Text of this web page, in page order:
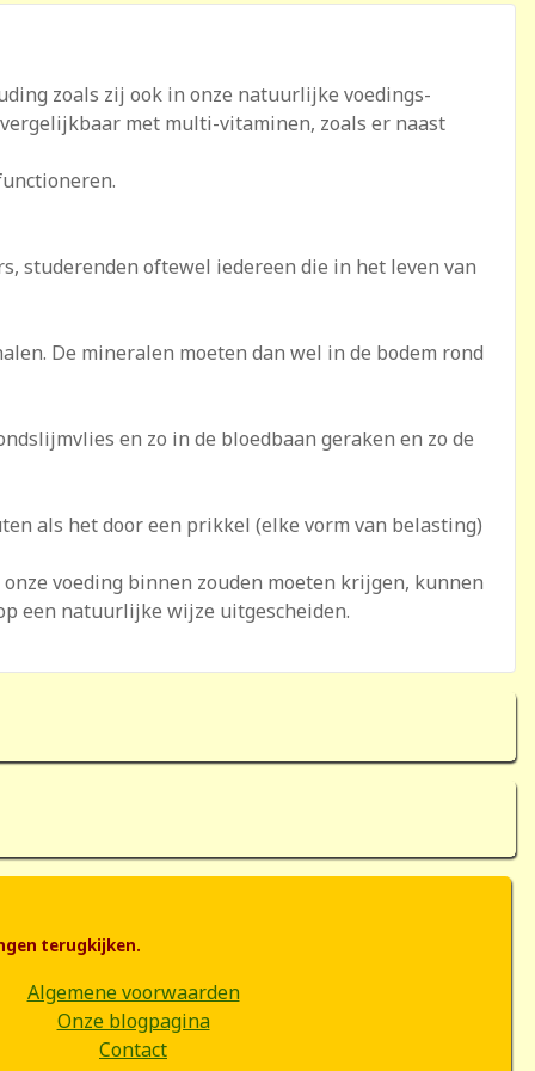
zoals zij ook in onze natuurlijke voedings­
met multi-vitaminen, zoals er naast
studerenden oftewel iedereen die in het leven van
De mineralen moeten dan wel in de bodem rond
en zo in de bloedbaan geraken en zo de
als het door een prikkel (elke vorm van belasting)
voeding binnen zouden moeten krijgen, kunnen
een natuurlijke wijze uitgescheiden.
terugkijken.
Algemene voorwaarden
Onze blogpagina
Contact